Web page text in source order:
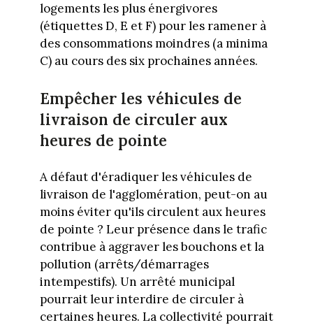
logements les plus énergivores
(étiquettes D, E et F) pour les ramener à
des consommations moindres (a minima
C) au cours des six prochaines années.
Empêcher les véhicules de
livraison de circuler aux
heures de pointe
A défaut d'éradiquer les véhicules de
livraison de l'agglomération, peut-on au
moins éviter qu'ils circulent aux heures
de pointe ? Leur présence dans le trafic
contribue à aggraver les bouchons et la
pollution (arrêts/démarrages
intempestifs). Un arrêté municipal
pourrait leur interdire de circuler à
certaines heures. La collectivité pourrait